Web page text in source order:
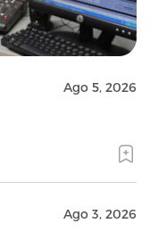
Ago 5, 2026
Ago 3, 2026